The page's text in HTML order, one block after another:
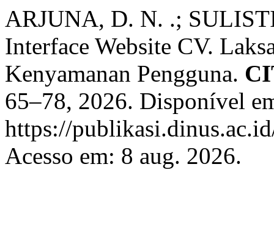
ARJUNA, D. N. .;
Interface Website CV.
Kenyamanan Pengguna.
65–78, 2026. Disponível
https://
Acesso em: 8 aug. 2026.